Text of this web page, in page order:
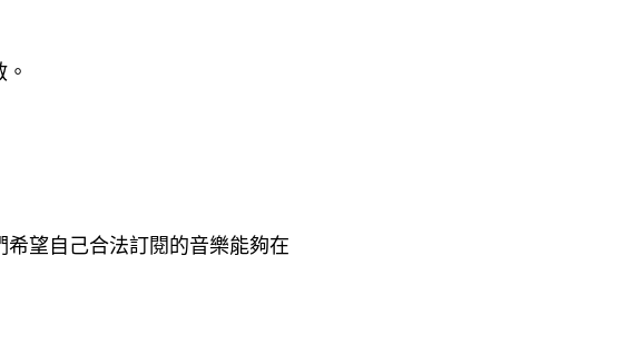
望自己合法訂閱的音樂能夠在